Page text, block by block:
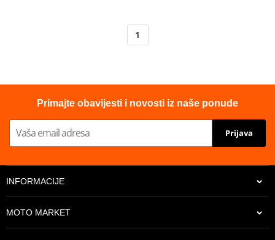
1
Primajte obavijesti i novosti iz naše ponude
Prijava
INFORMACIJE
MOTO MARKET